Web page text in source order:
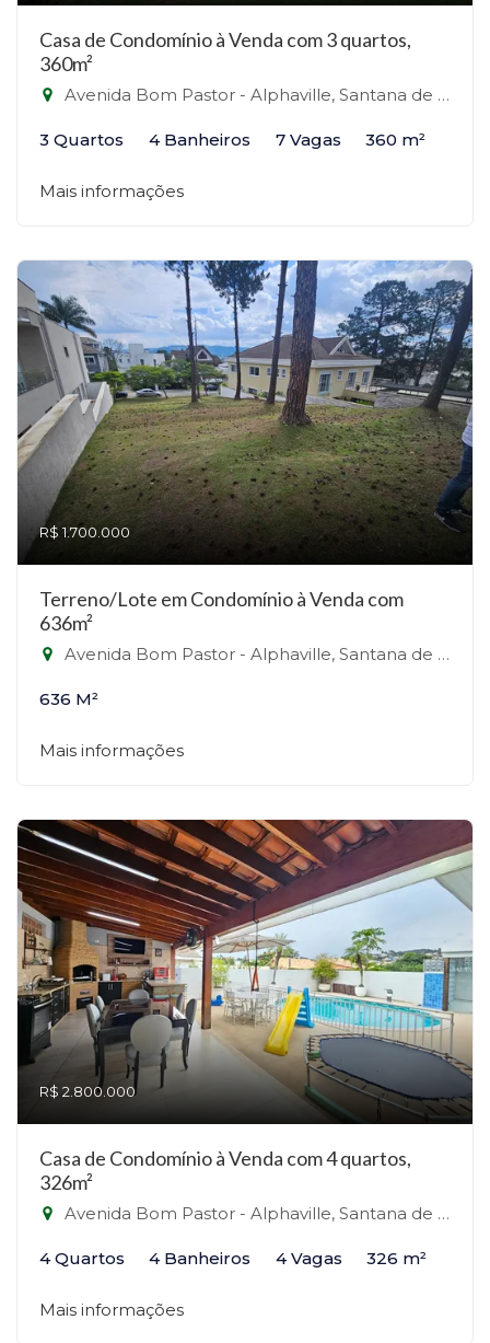
Casa de Condomínio à Venda com 3 quartos,
360m²
Avenida Bom Pastor - Alphaville, Santana de Parnaíba-SP
3 Quartos 4 Banheiros 7 Vagas 360 m²
Mais informações
R$ 1.700.000
Terreno/Lote em Condomínio à Venda com
636m²
Avenida Bom Pastor - Alphaville, Santana de Parnaíba-SP
636 M²
Mais informações
R$ 2.800.000
Casa de Condomínio à Venda com 4 quartos,
326m²
Avenida Bom Pastor - Alphaville, Santana de Parnaíba-SP
4 Quartos 4 Banheiros 4 Vagas 326 m²
Mais informações